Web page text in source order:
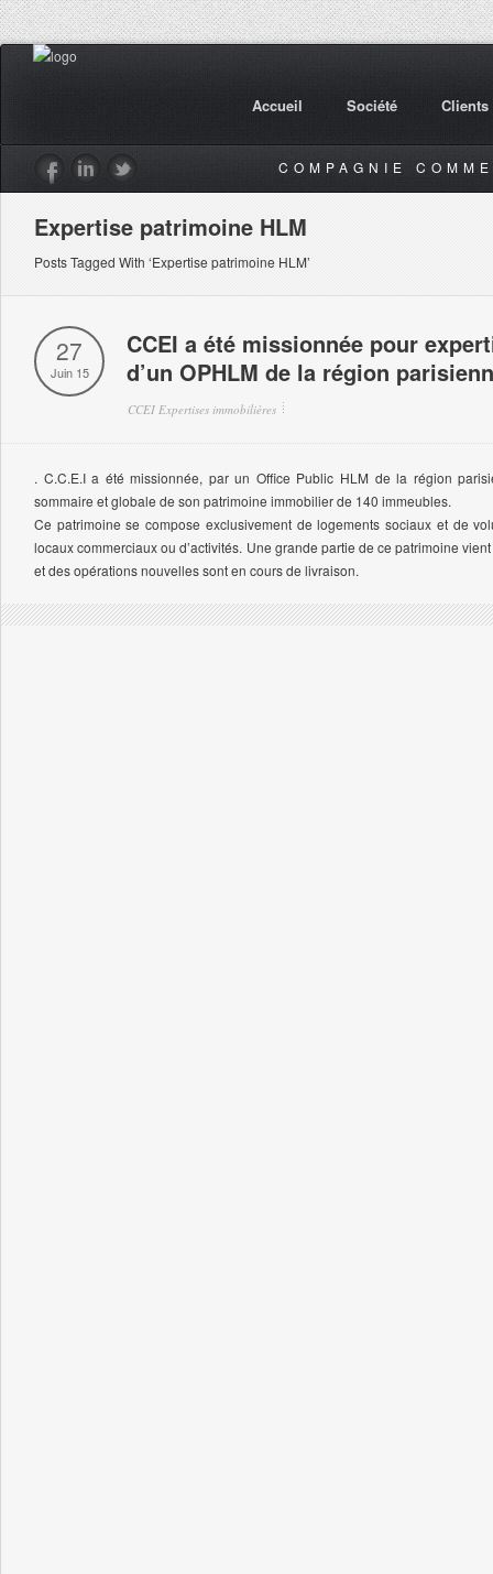
Accueil Société Clients
COMPAGNIE
Expertise patrimoine HLM
Posts Tagged With ‘Expertise patrimoine HLM’
27
Juin 15
CCEI a été missionnée pour
d’un OPHLM de la région
CCEI Expertises immobilières
. C.C.E.I a été missionnée, par un Office Public HLM de la région
sommaire et globale de son patrimoine immobilier de 140 immeubles.
Ce patrimoine se compose exclusivement de logements sociaux et de
locaux commerciaux ou d’activités. Une grande partie de ce patrimoine
et des opérations nouvelles sont en cours de livraison.